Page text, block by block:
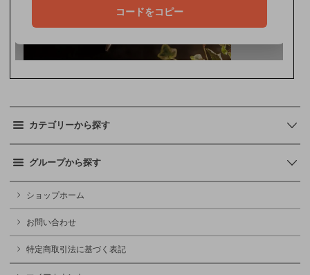
カテゴリーから探す
グループから探す
ショップホーム
お問い合わせ
特定商取引法に基づく表記